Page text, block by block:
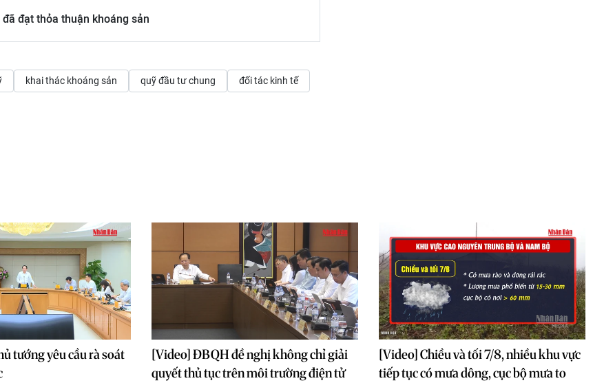
đạt thỏa thuận khoáng sản
khai thác khoáng sản quỹ đầu tư chung đối tác kinh tế
tướng yêu cầu rà soát
[Video] ĐBQH đề nghị không chỉ giải
quyết thủ tục trên môi trường điện tử
[Video] Chiều và tối 7/8, nhiều khu vực
tiếp tục có mưa dông, cục bộ mưa to